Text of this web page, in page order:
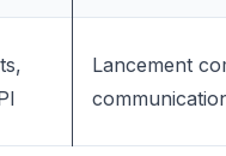
Lancement